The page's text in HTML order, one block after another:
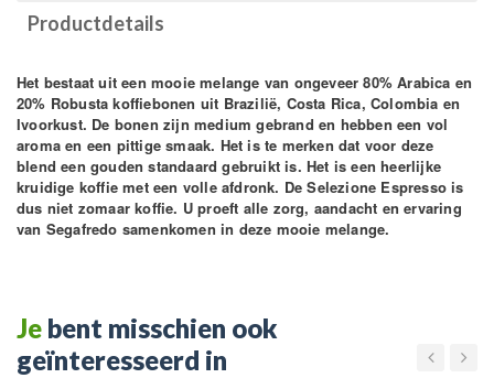
Productdetails
Het bestaat uit een mooie melange van ongeveer 80% Arabica en
20% Robusta koffiebonen uit Brazilië, Costa Rica, Colombia en
Ivoorkust. De bonen zijn medium gebrand en hebben een vol
aroma en een pittige smaak. Het is te merken dat voor deze
blend een gouden standaard gebruikt is. Het is een heerlijke
kruidige koffie met een volle afdronk. De Selezione Espresso is
dus niet zomaar koffie. U proeft alle zorg, aandacht en ervaring
van Segafredo samenkomen in deze mooie melange.
Je bent misschien ook
geïnteresseerd in